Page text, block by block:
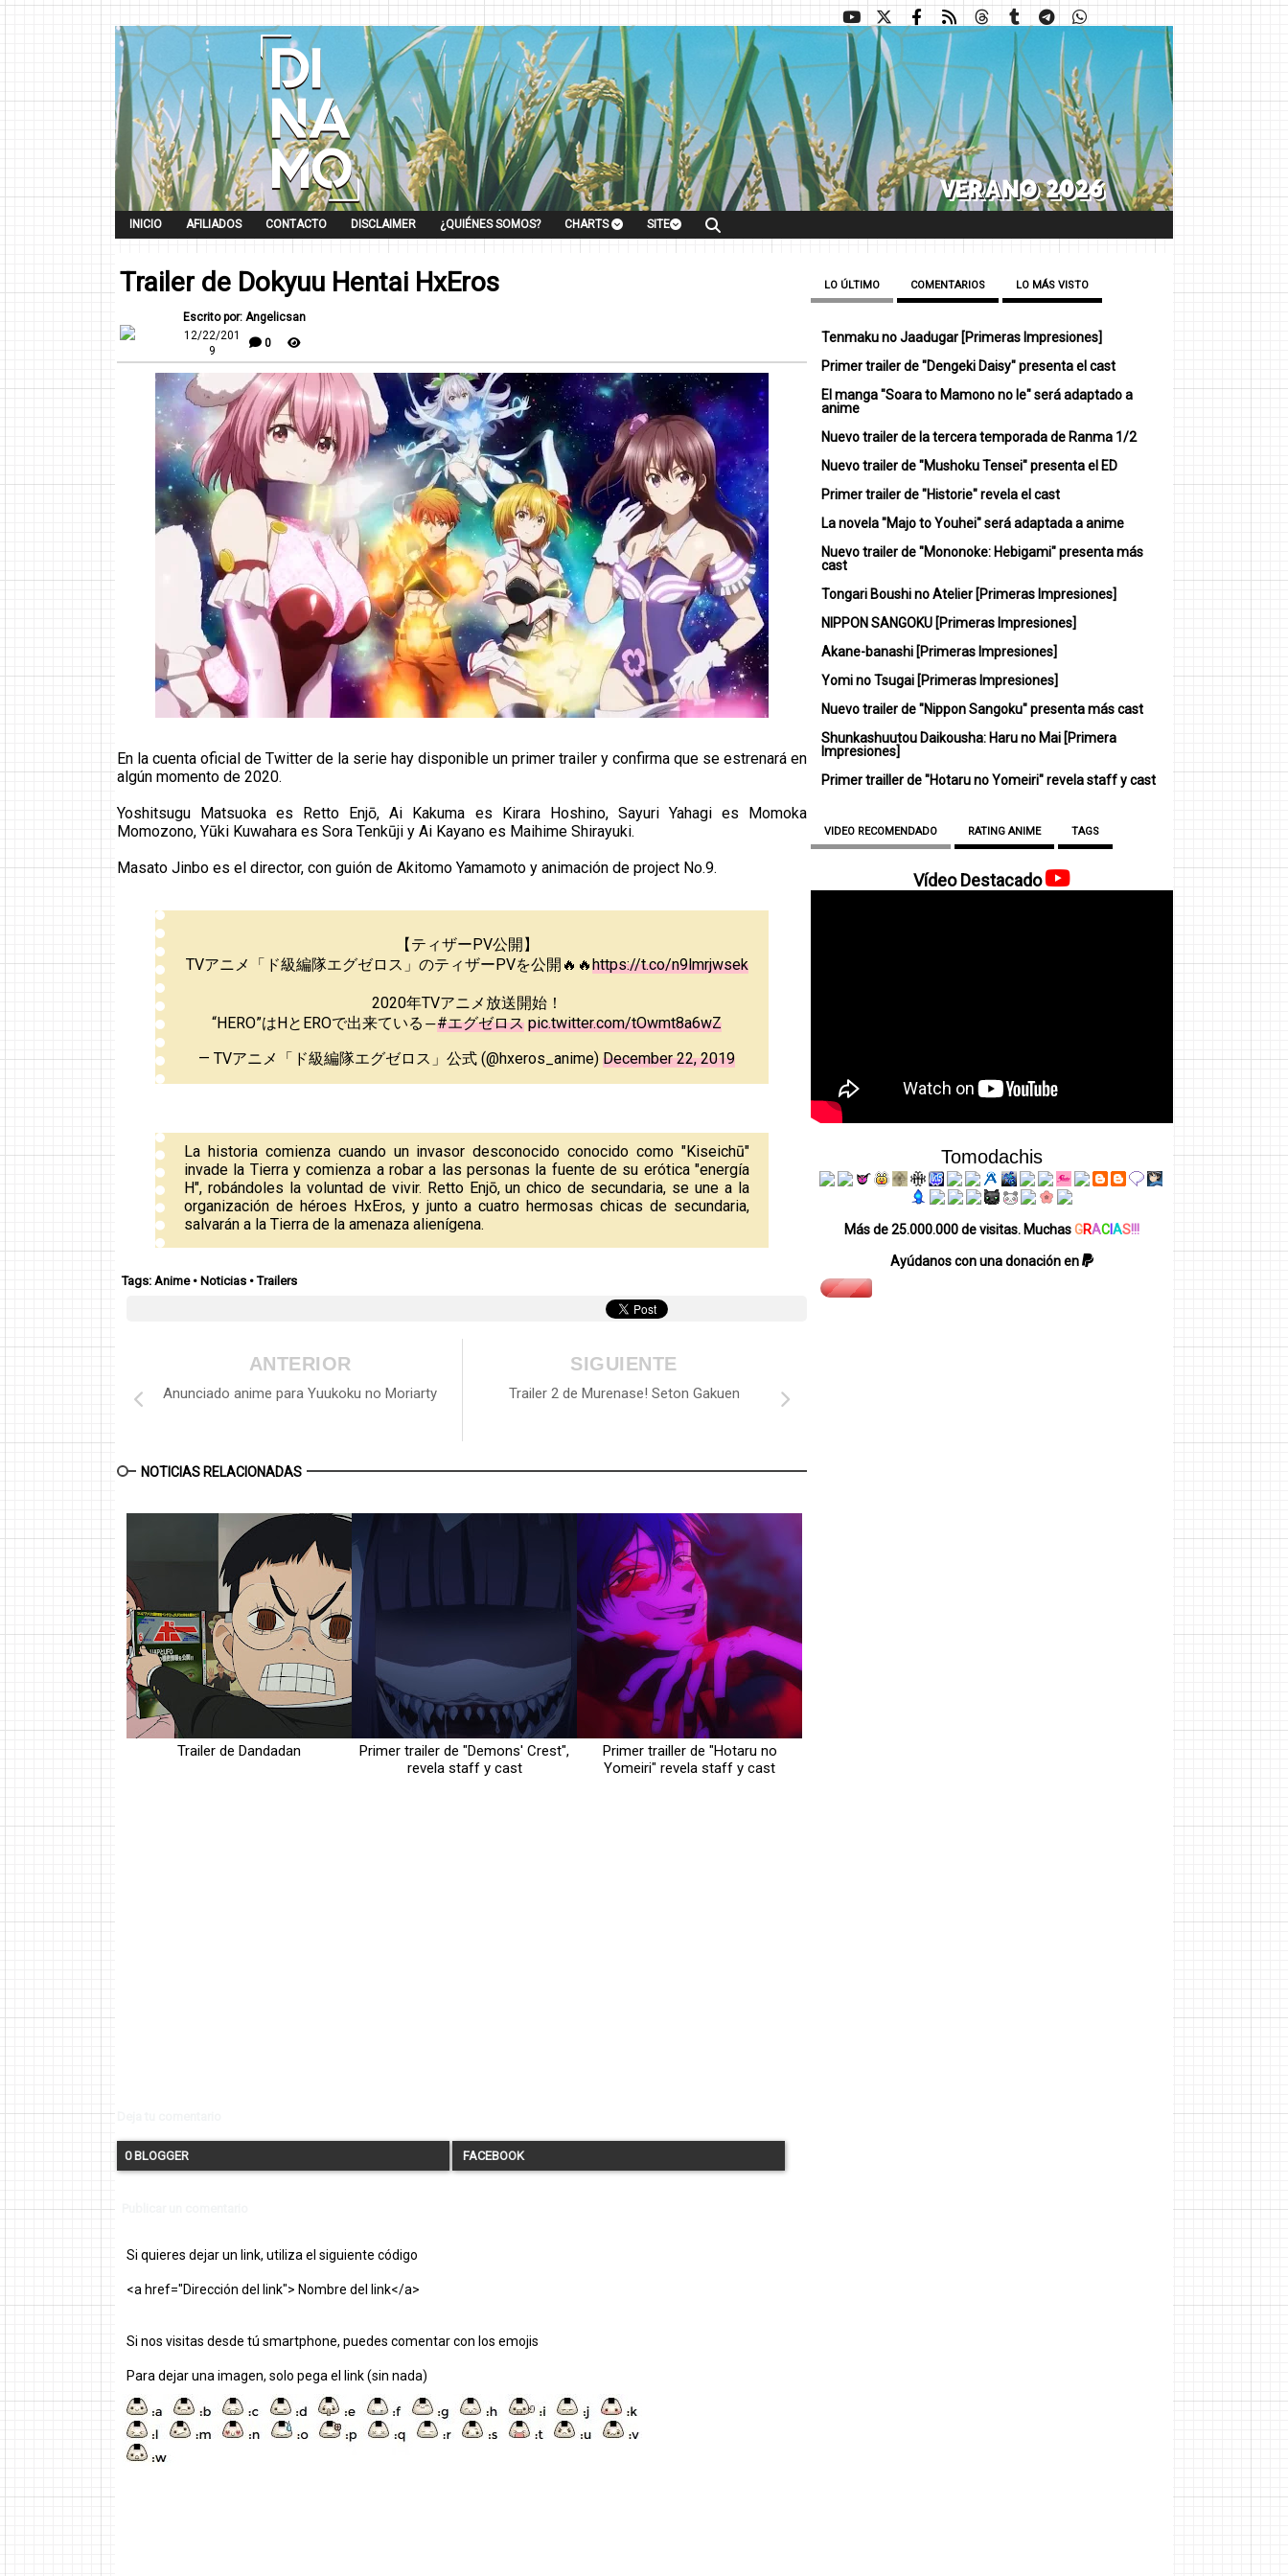
INICIO AFILIADOS CONTACTO DISCLAIMER ¿QUIÉNES SOMOS? CHARTS SITE
Trailer de Dokyuu Hentai HxEros
Escrito por: Angelicsan
12/22/201
9
0
En la cuenta oficial de Twitter de la serie hay disponible un primer trailer y confirma que se estrenará en
algún momento de 2020.
Yoshitsugu Matsuoka es Retto Enjō, Ai Kakuma es Kirara Hoshino, Sayuri Yahagi es Momoka
Momozono, Yūki Kuwahara es Sora Tenkūji y Ai Kayano es Maihime Shirayuki.
Masato Jinbo es el director, con guión de Akitomo Yamamoto y animación de project No.9.
【ティザーPV公開】
TVアニメ「ド級編隊エグゼロス」のティザーPVを公開🔥🔥https://t.co/n9lmrjwsek
2020年TVアニメ放送開始！
“HERO”はHとEROで出来ている―#エグゼロス pic.twitter.com/tOwmt8a6wZ
— TVアニメ「ド級編隊エグゼロス」公式 (@hxeros_anime) December 22, 2019
La historia comienza cuando un invasor desconocido conocido como "Kiseichū"
invade la Tierra y comienza a robar a las personas la fuente de su erótica "energía
H", robándoles la voluntad de vivir. Retto Enjō, un chico de secundaria, se une a la
organización de héroes HxEros, y junto a cuatro hermosas chicas de secundaria,
salvarán a la Tierra de la amenaza alienígena.
Tags: Anime• Noticias •Trailers
SIGUIENTE
Trailer 2 de Murenase! Seton Gakuen
ANTERIOR
Anunciado anime para Yuukoku no Moriarty
NOTICIAS RELACIONADAS
Trailer de Dandadan
Primer trailer de "Demons' Crest",
revela staff y cast
Primer trailler de "Hotaru no
Yomeiri" revela staff y cast
0 BLOGGER FACEBOOK
Si quieres dejar un link, utiliza el siguiente código
<a href="Dirección del link"> Nombre del link</a>
Si nos visitas desde tú smartphone, puedes comentar con los emojis
Para dejar una imagen, solo pega el link (sin nada)
LO ÚLTIMO COMENTARIOS LO MÁS VISTO
Tenmaku no Jaadugar [Primeras Impresiones]
Primer trailer de "Dengeki Daisy" presenta el cast
El manga "Soara to Mamono no Ie" será adaptado a
anime
Nuevo trailer de la tercera temporada de Ranma 1/2
Nuevo trailer de "Mushoku Tensei" presenta el ED
Primer trailer de "Historie" revela el cast
La novela "Majo to Youhei" será adaptada a anime
Nuevo trailer de "Mononoke: Hebigami" presenta más
cast
Tongari Boushi no Atelier [Primeras Impresiones]
NIPPON SANGOKU [Primeras Impresiones]
Akane-banashi [Primeras Impresiones]
Yomi no Tsugai [Primeras Impresiones]
Nuevo trailer de "Nippon Sangoku" presenta más cast
Shunkashuutou Daikousha: Haru no Mai [Primera
Impresiones]
Primer trailler de "Hotaru no Yomeiri" revela staff y cast
VIDEO RECOMENDADO RATING ANIME TAGS
Vídeo Destacado
Tomodachis
Más de 25.000.000 de visitas. MuchasGRACAS!!!
Ayúdanos con una donación en